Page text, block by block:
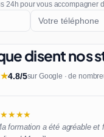
24h pour vous accompagner
disent nos
★4.8/5sur Google · de
formation a été agréable et